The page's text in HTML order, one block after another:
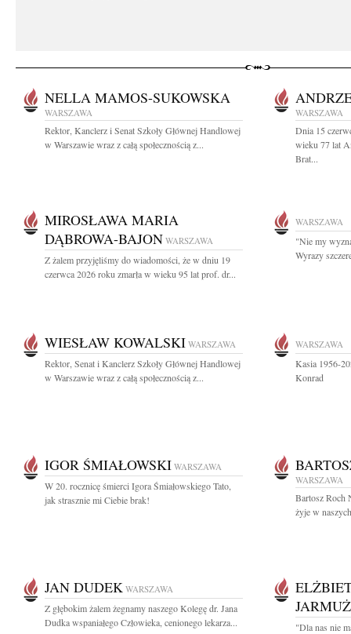
NELLA MAMOS-SUKOWSKA
WARSZAWA
Rektor, Kanclerz i Senat Szkoły Głównej Handlowej
w Warszawie wraz z całą społecznością z...
WARSZAWA
Dnia 15
wieku 77 lat
Brat...
MIROSŁAWA MARIA
DĄBROWA-BAJON WARSZAWA
Z żalem przyjęliśmy do wiadomości, że w dniu 19
czerwca 2026 roku zmarła w wieku 95 lat prof. dr...
WARSZAWA
"Nie my
Wyrazy
WIESŁAW KOWALSKI WARSZAWA
Rektor, Senat i Kanclerz Szkoły Głównej Handlowej
w Warszawie wraz z całą społecznością z...
WARSZAWA
Kasia 1956-
Konrad
IGOR ŚMIAŁOWSKI WARSZAWA
W 20. rocznicę śmierci Igora Śmiałowskiego Tato,
jak strasznie mi Ciebie brak!
WARSZAWA
Bartosz Roch
żyje w
JAN DUDEK WARSZAWA
Z głębokim żalem żegnamy naszego Kolegę dr. Jana
Dudka wspaniałego Człowieka, cenionego lekarza...
"Dla nas nie